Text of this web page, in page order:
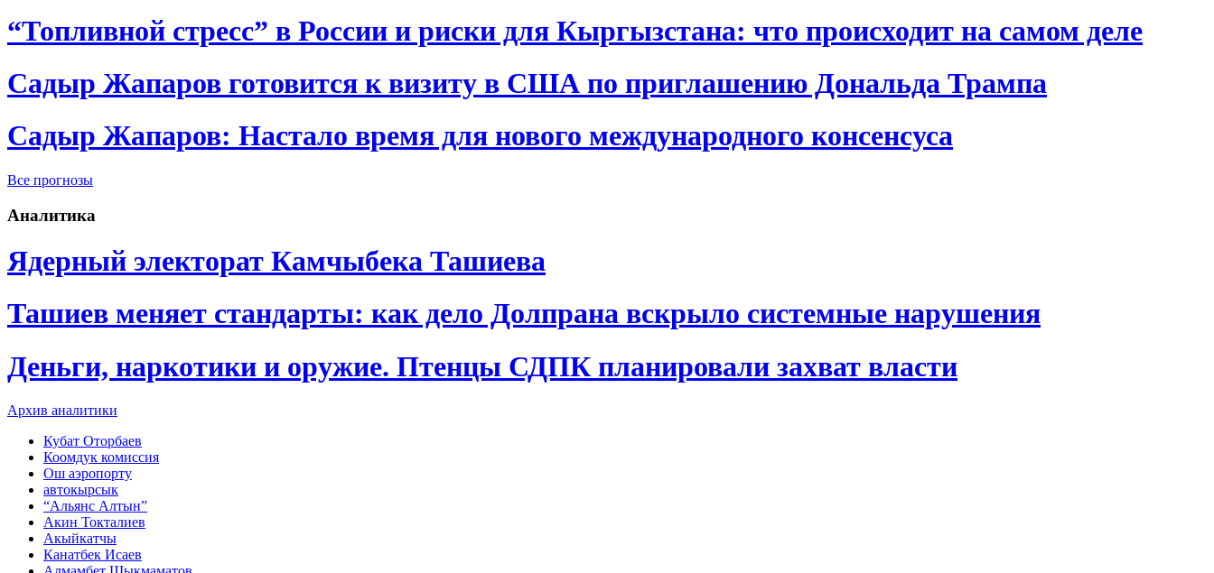
“Топливной стресс” в России и риски для Кыргызстана: что происходит на самом деле
Садыр Жапаров готовится к визиту в США по приглашению Дональда Трампа
Садыр Жапаров: Настало время для нового международного консенсуса
Все прогнозы
Аналитика
Ядерный электорат Камчыбека Ташиева
Ташиев меняет стандарты: как дело Долпрана вскрыло системные нарушения
Деньги, наркотики и оружие. Птенцы СДПК планировали захват власти
Архив аналитики
Кубат Оторбаев
Коомдук комиссия
Ош аэропорту
автокырсык
“Альянс Алтын”
Акин Токталиев
Акыйкатчы
Канатбек Исаев